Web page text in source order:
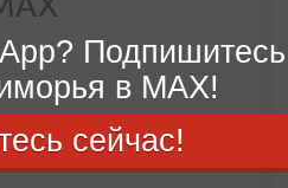
в MAX!
сейчас!